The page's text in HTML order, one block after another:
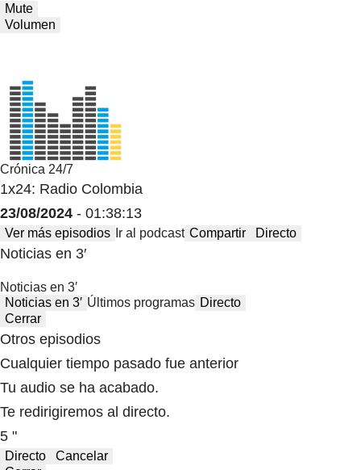
Mute
Volumen
Crónica 24/7
1x24: Radio Colombia
23/08/2024 - 01:38:13
Ver más episodios Ir al podcast Compartir Directo
Noticias en 3′
Noticias en 3′
Noticias en 3′ Últimos programas Directo
Cerrar
Otros episodios
Cualquier tiempo pasado fue anterior
Tu audio se ha acabado.
Te redirigiremos al directo.
5 "
Directo
Cancelar